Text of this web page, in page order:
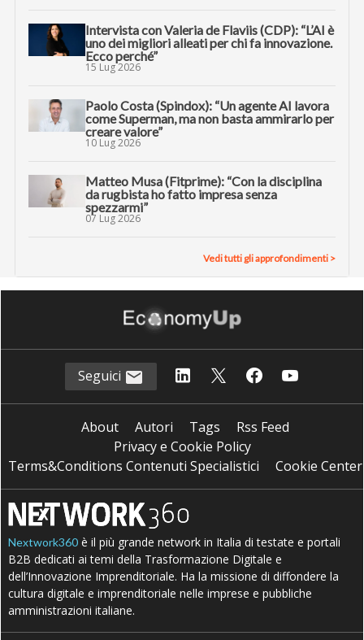
Intervista con Valeria de Flaviis (CDP): “L’AI è
uno dei migliori alleati per chi fa innovazione.
Ecco perché”
15 Lug 2026
Paolo Costa (Spindox): “Un agente AI lavora
come Superman, ma non basta ammirarlo per
creare valore”
10 Lug 2026
Matteo Musa (Fitprime): “Con la disciplina
da rugbista ho fatto impresa senza
spezzarmi”
07 Lug 2026
Vedi tutti gli approfondimenti >
Seguici
About Autori Tags
Rss Feed
Privacy e Cookie Policy
Terms&Conditions Contenuti Specialistici
Cookie Center
Nextwork360 è il più grande network in Italia di testate e portali
B2B dedicati ai temi della Trasformazione Digitale e
dell’Innovazione Imprenditoriale. Ha la missione di diffondere la
cultura digitale e imprenditoriale nelle imprese e pubbliche
amministrazioni italiane.